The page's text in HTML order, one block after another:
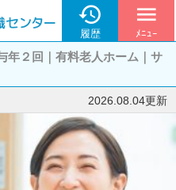

履歴
menu
ﾒﾆｭｰ
年２回｜有料老人ホーム｜サ
2026.08.04更新